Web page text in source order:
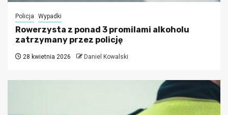
Policja Wypadki
Rowerzysta z ponad 3 promilami alkoholu
zatrzymany przez policję
28 kwietnia 2026 Daniel Kowalski